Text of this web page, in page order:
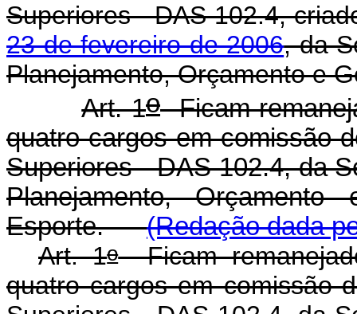
Superiores - DAS 102.4,
23 de fevereiro de 2006, da
Planejamento, Orçamento e
Art. 1oFicam
quatro cargos em comissão
Superiores - DAS 102.4, da
Planejamento,
Esporte.(Redação dada
Art. 1oFicam
quatro cargos em comissão